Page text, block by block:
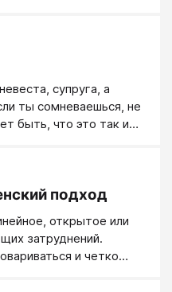
супруга, а
ты сомневаешься, не
быть, что это так и
Пойми
тонких
замаскированные
чего ты хочешь.
подход
открытое или
затруднений.
и четко